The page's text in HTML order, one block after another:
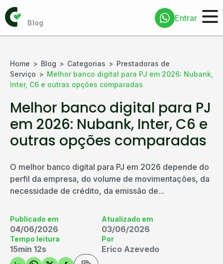
Entrar
Home Blog Categorias
Prestadoras de
Serviço
Melhor banco digital para PJ em 2026: Nubank,
Inter, C6 e outras opções comparadas
Melhor banco digital para PJ
em 2026: Nubank, Inter, C6 e
outras opções comparadas
O melhor banco digital para PJ em 2026 depende do
perfil da empresa, do volume de movimentações, da
necessidade de crédito, da emissão de...
Publicado em
04/06/2026
Atualizado em
03/06/2026
Tempo leitura
15min 12s
Por
Erico Azevedo